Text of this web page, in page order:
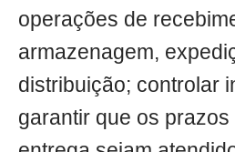
operações de
armazenagem,
distribuição; controlar
garantir que os